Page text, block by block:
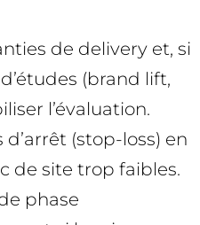
de delivery et, si
(brand lift,
l’évaluation.
(stop-loss) en
de site trop faibles.
phase